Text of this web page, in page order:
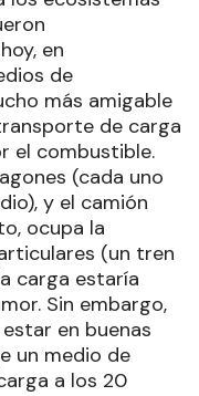
en
de
más amigable
de carga
el combustible.
(cada uno
y el camión
ocupa la
(un tren
carga estaría
Sin embargo,
en buenas
un medio de
a los 20